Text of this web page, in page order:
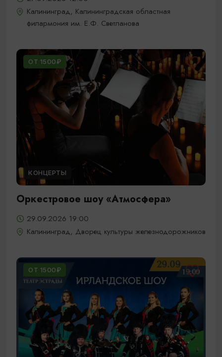
Калининград, Калининградская областная
филармония им. Е.Ф. Светланова
ОТ 1500₽
КОНЦЕРТЫ
Оркестровое шоу «Атмосфера»
29.09.2026 19:00
Калининград, Дворец культуры железнодорожников
ОТ 1500₽